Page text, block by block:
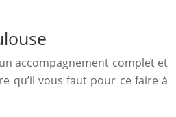
accompagnement complet et
qu’il vous faut pour ce faire à